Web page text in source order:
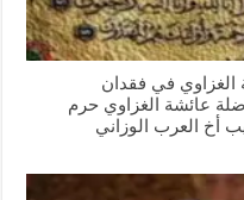
الغزاوي في فقدان
عائشة الغزاوي حرم
أخ العرب الوزاني